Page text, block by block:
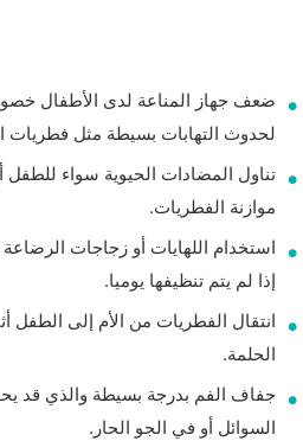
ضعف جهاز المناعة لدى الأطفال
لحدوث التهابات بسيطة مثل فطريات
تناول المضادات الحيوية سواء للطفل
موازنة الفطريات.
استخدام اللهايات أو زجاجات الرضاعة
إذا لم يتم تنظيفها يوميا.
انتقال الفطريات من الأم إلى الطفل
الحلمة.
جفاف الفم بدرجة بسيطة والذي قد
السوائل أو في الجو الحار.